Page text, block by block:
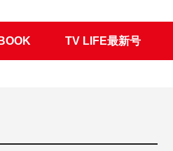
BOOK TV LIFE最新号